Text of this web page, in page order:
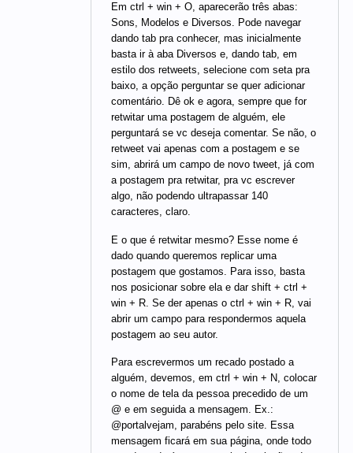
Em ctrl + win + O, aparecerão três abas:
Sons, Modelos e Diversos. Pode navegar
dando tab pra conhecer, mas inicialmente
basta ir à aba Diversos e, dando tab, em
estilo dos retweets, selecione com seta pra
baixo, a opção perguntar se quer adicionar
comentário. Dê ok e agora, sempre que for
retwitar uma postagem de alguém, ele
perguntará se vc deseja comentar. Se não, o
retweet vai apenas com a postagem e se
sim, abrirá um campo de novo tweet, já com
a postagem pra retwitar, pra vc escrever
algo, não podendo ultrapassar 140
caracteres, claro.
E o que é retwitar mesmo? Esse nome é
dado quando queremos replicar uma
postagem que gostamos. Para isso, basta
nos posicionar sobre ela e dar shift + ctrl +
win + R. Se der apenas o ctrl + win + R, vai
abrir um campo para respondermos aquela
postagem ao seu autor.
Para escrevermos um recado postado a
alguém, devemos, em ctrl + win + N, colocar
o nome de tela da pessoa precedido de um
@ e em seguida a mensagem. Ex.:
@portalvejam, parabéns pelo site. Essa
mensagem ficará em sua página, onde todo